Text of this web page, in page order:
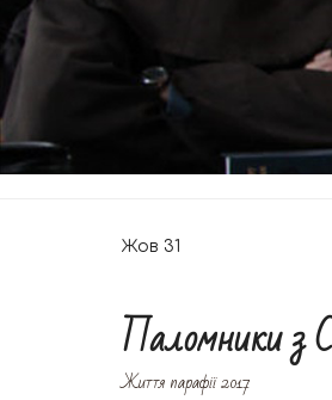
Жов 31
Паломники з
Життя парафії 2017